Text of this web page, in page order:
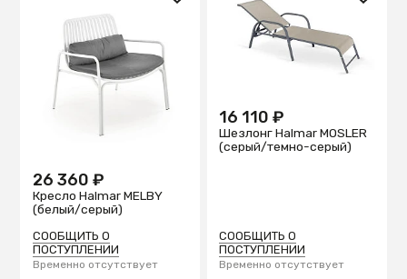
26 360 ₽
Кресло Halmar MELBY
(белый/серый)
СООБЩИТЬ О
ПОСТУПЛЕНИИ
Временно отсутствует
16 110 ₽
Шезлонг Halmar MOSLER
(серый/темно-серый)
СООБЩИТЬ О
ПОСТУПЛЕНИИ
Временно отсутствует